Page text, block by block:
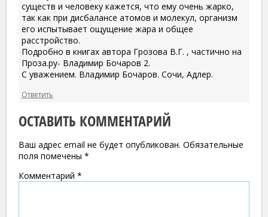
существ и человеку кажется, что ему очень жарко,
так как при дисбалансе атомов и молекул, организм
его испытывает ощущение жара и общее
расстройство.
Подробно в книгах автора Грозова В.Г. , частично на
Проза.ру- Владимир Бочаров 2.
С уважением. Владимир Бочаров. Сочи, Адлер.
Ответить
ОСТАВИТЬ КОММЕНТАРИЙ
Ваш адрес email не будет опубликован. Обязательные
поля помечены *
Комментарий *